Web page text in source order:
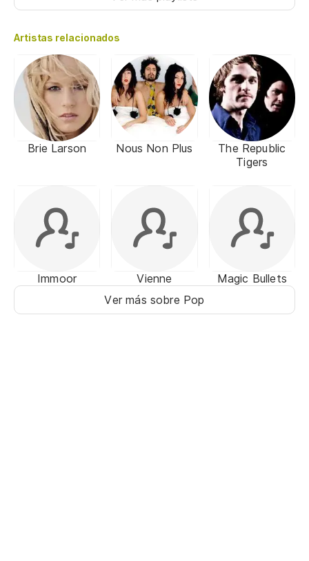
Artistas relacionados
Brie Larson Nous Non Plus
The Republic
Tigers
Immoor Vienne
Magic Bullets
Ver más sobre Pop